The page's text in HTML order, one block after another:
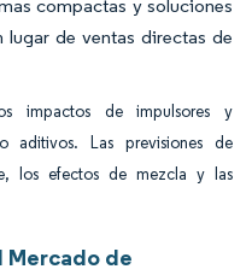
compactas y soluciones
lugar de ventas directas de
impactos de impulsores y
aditivos. Las previsiones de
los efectos de mezcla y las
Mercado de